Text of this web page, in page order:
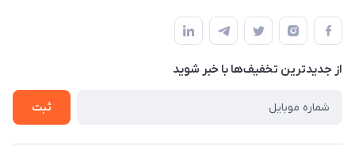
لیست محصولات
درباره ما
قوانین و مقررات
حریم خصوصی
راهنما
از جدید‌ترین تخفیف‌ها با‌ خبر شوید
ثبت